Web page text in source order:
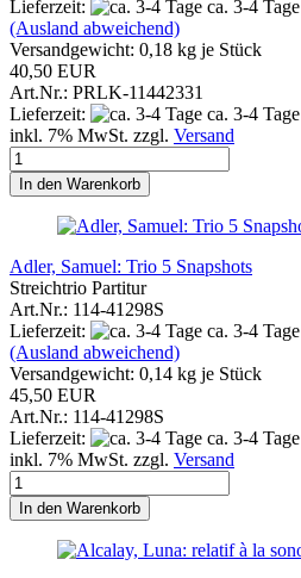
Lieferzeit:
ca. 3-4 Tage
(Ausland abweichend)
Versandgewicht: 0,18 kg je Stück
40,50 EUR
Art.Nr.: PRLK-11442331
Lieferzeit:
ca. 3-4 Tage
inkl. 7% MwSt. zzgl. Versand
In den Warenkorb
Adler, Samuel: Trio 5 Snapshots
Streichtrio Partitur
Art.Nr.: 114-41298S
Lieferzeit:
ca. 3-4 Tage
(Ausland abweichend)
Versandgewicht: 0,14 kg je Stück
45,50 EUR
Art.Nr.: 114-41298S
Lieferzeit:
ca. 3-4 Tage
inkl. 7% MwSt. zzgl. Versand
In den Warenkorb